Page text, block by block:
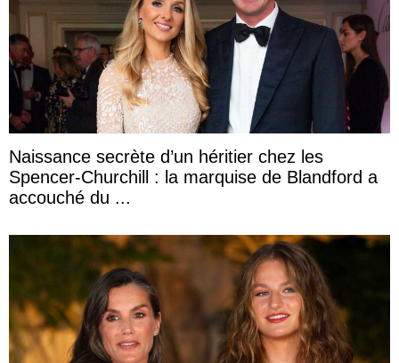
Naissance secrète d’un héritier chez les
Spencer-Churchill : la marquise de Blandford a
accouché du ...